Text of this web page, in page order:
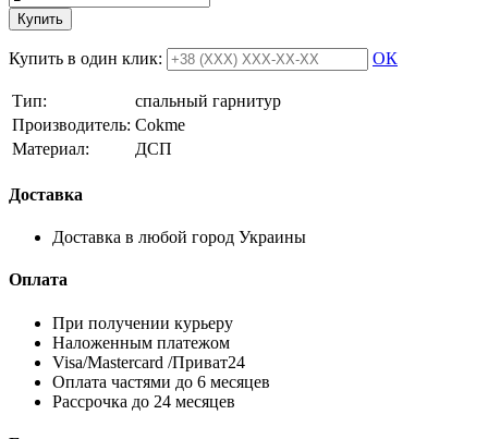
Купить
Купить в один клик: ОК
Тип:
спальный гарнитур
Производитель: Cokme
Материал:
ДСП
Доставка
Доставка в любой город Украины
Оплата
При получении курьеру
Наложенным платежом
Visa/Mastercard /Приват24
Оплата частями до 6 месяцев
Рассрочка до 24 месяцев